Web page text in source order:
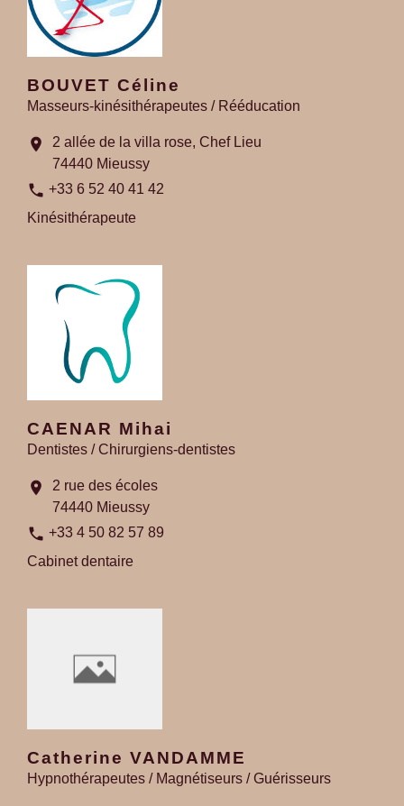
BOUVET Céline
Masseurs-kinésithérapeutes / Rééducation
location_on
2 allée de la villa rose, Chef Lieu
74440 Mieussy
phone +33 6 52 40 41 42
Kinésithérapeute
CAENAR Mihai
Dentistes / Chirurgiens-dentistes
location_on
2 rue des écoles
74440 Mieussy
phone +33 4 50 82 57 89
Cabinet dentaire
Catherine VANDAMME
Hypnothérapeutes / Magnétiseurs / Guérisseurs